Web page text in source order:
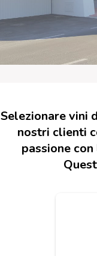
Selezionare vini
nostri clienti
passione